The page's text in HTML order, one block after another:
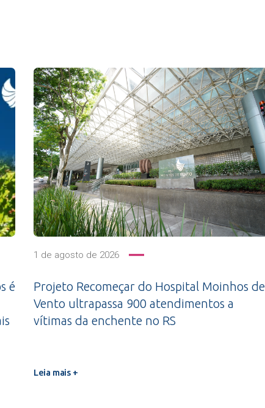
é
1 de agosto de 2026
Projeto Recomeçar do Hospital Moinhos de
Vento ultrapassa 900 atendimentos a
vítimas da enchente no RS
Leia mais +